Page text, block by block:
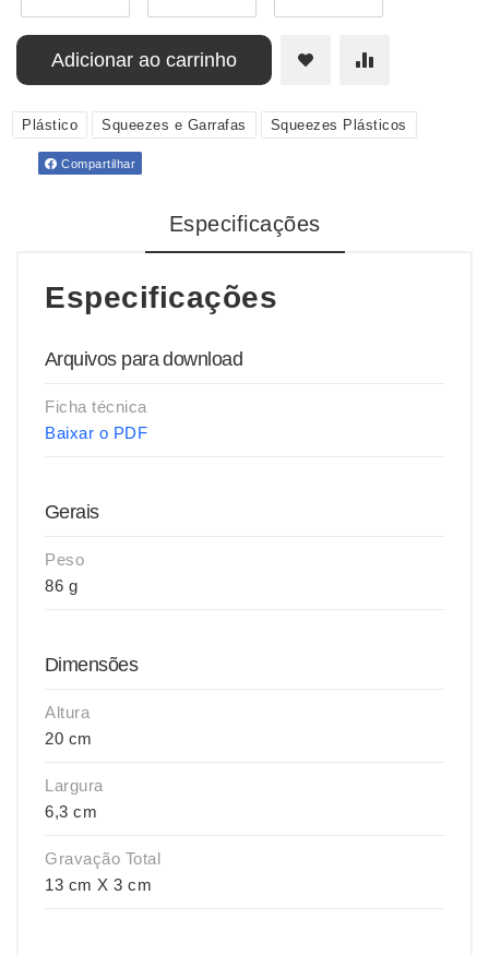
Adicionar ao carrinho
Plástico Squeezes e Garrafas Squeezes Plásticos
Compartilhar
Especificações
Especificações
Arquivos para download
Ficha técnica
Baixar o PDF
Gerais
Peso
86 g
Dimensões
Altura
20 cm
Largura
6,3 cm
Gravação Total
13 cm X 3 cm